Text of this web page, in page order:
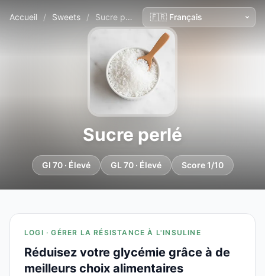
Accueil / Sweets / Sucre perlé
Sucre perlé
GI 70 · Élevé GL 70 · Élevé Score 1/10
LOGI · GÉRER LA RÉSISTANCE À L'INSULINE
Réduisez votre glycémie grâce à de
meilleurs choix alimentaires